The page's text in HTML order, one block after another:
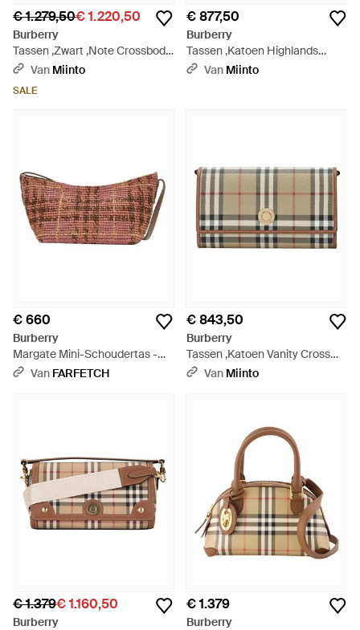
€ 1.279,50€ 1.220,50
Burberry
Tassen ,Zwart ,Note Crossbody
Tas - Zwart
Van Miinto
SALE
€ 877,50
Burberry
Tassen ,Katoen Highlands
Chain Strap Wallet - Naturel
Van Miinto
€ 660
Burberry
Margate Mini-Schoudertas -
BruinVan FARFETCH
€ 843,50
Burberry
Tassen ,Katoen Vanity Cross
Body Bag - Grijs
Van Miinto
€ 1.379€ 1.160,50
Burberry
€ 1.379
Burberry